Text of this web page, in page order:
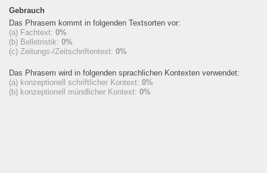
Gebrauch
Das Phrasem kommt in folgenden Textsorten vor:
(a) Fachtext: 0%
(b) Belletristik: 0%
(c) Zeitungs-/Zeitschriftentext: 0%
Das Phrasem wird in folgenden sprachlichen Kontexten verwendet:
(a) konzeptionell schriftlicher Kontext: 0%
(b) konzeptionell mündlicher Kontext: 0%